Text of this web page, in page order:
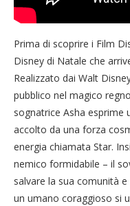
Prima di scoprire i Film
Disney di Natale che
Realizzato dai Walt
pubblico nel magico
sognatrice Asha esprime
accolto da una forza
energia chiamata Star.
nemico formidabile – il
salvare la sua comunità
un umano coraggioso si